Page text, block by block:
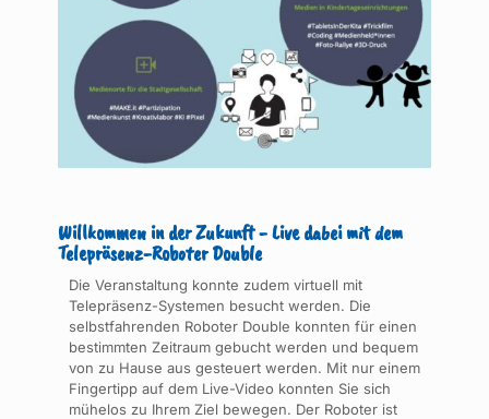
Willkommen in der Zukunft - Live dabei mit dem
Telepräsenz-Roboter Double
Die Veranstaltung konnte zudem virtuell mit
Telepräsenz-Systemen besucht werden. Die
selbstfahrenden Roboter Double konnten für einen
bestimmten Zeitraum gebucht werden und bequem
von zu Hause aus gesteuert werden. Mit nur einem
Fingertipp auf dem Live-Video konnten Sie sich
mühelos zu Ihrem Ziel bewegen. Der Roboter ist